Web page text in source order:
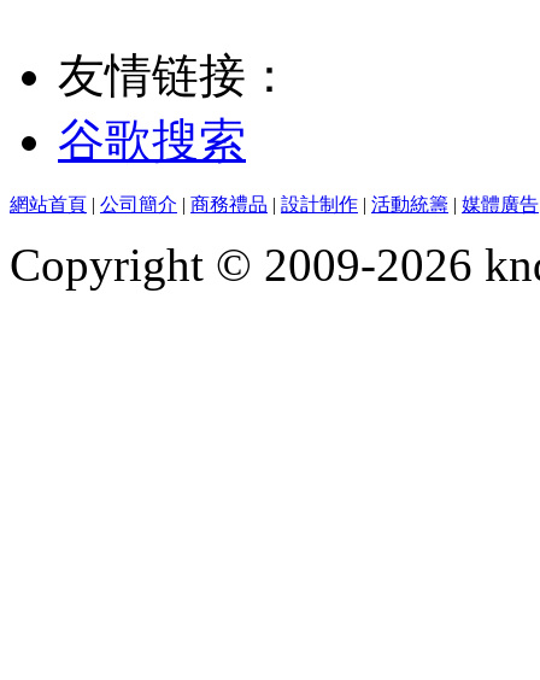
友情链接：
谷歌搜索
網站首頁 | 公司簡介 | 商務禮品 | 設計制作 | 活動統籌 | 媒體廣告
Copyright © 2009-2026